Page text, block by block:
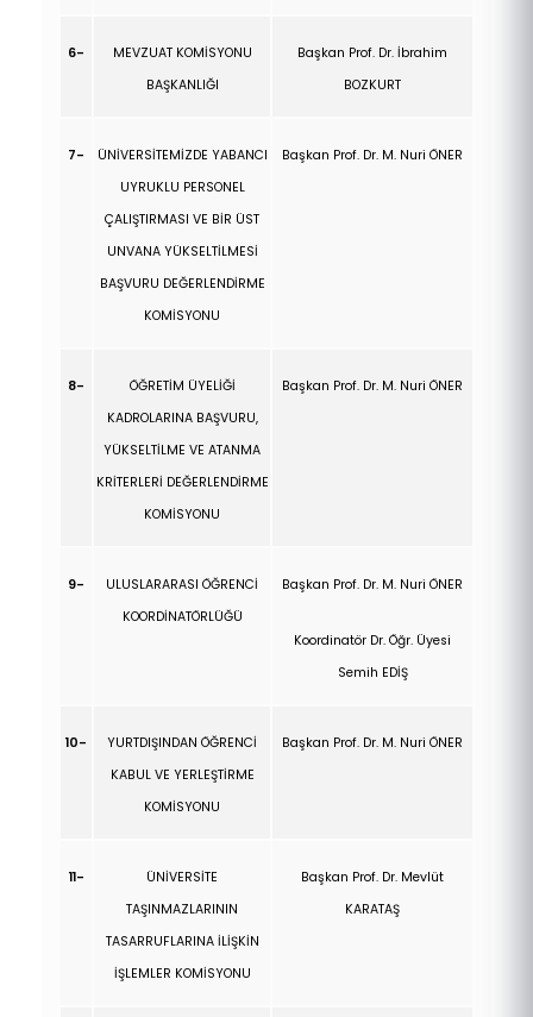
6-
MEVZUAT KOMİSYONU
BAŞKANLIĞI
Başkan Prof. Dr. İbrahim
BOZKURT
7-
ÜNİVERSİTEMİZDE YABANCI
UYRUKLU PERSONEL
ÇALIŞTIRMASI VE BİR ÜST
UNVANA YÜKSELTİLMESİ
BAŞVURU DEĞERLENDİRME
KOMİSYONU
Başkan Prof. Dr. M. Nuri ÖNER
8-
ÖĞRETİM ÜYELİĞİ
KADROLARINA BAŞVURU,
YÜKSELTİLME VE ATANMA
KRİTERLERİ DEĞERLENDİRME
KOMİSYONU
Başkan Prof. Dr. M. Nuri ÖNER
9-
ULUSLARARASI ÖĞRENCİ
KOORDİNATÖRLÜĞÜ
Başkan Prof. Dr. M. Nuri ÖNER
Koordinatör Dr. Öğr. Üyesi
Semih EDİŞ
10-
YURTDIŞINDAN ÖĞRENCİ
KABUL VE YERLEŞTİRME
KOMİSYONU
Başkan Prof. Dr. M. Nuri ÖNER
11-
ÜNİVERSİTE
TAŞINMAZLARININ
TASARRUFLARINA İLİŞKİN
İŞLEMLER KOMİSYONU
Başkan Prof. Dr. Mevlüt
KARATAŞ